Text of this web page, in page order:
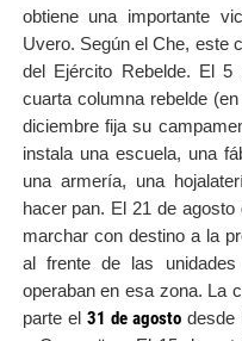
obtiene una importante
Uvero. Según el Che, este
del Ejército Rebelde. El
cuarta columna rebelde
diciembre fija su
instala una escuela, una
una armería, una
hacer pan. El 21 de
marchar con destino a la
al frente de las
operaban en esa zona. La
parte el 31 de agostodesde